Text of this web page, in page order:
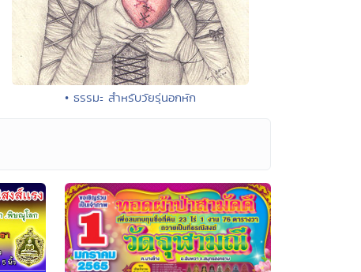
• ธรรมะ สำหรับวัยรุ่นอกหัก